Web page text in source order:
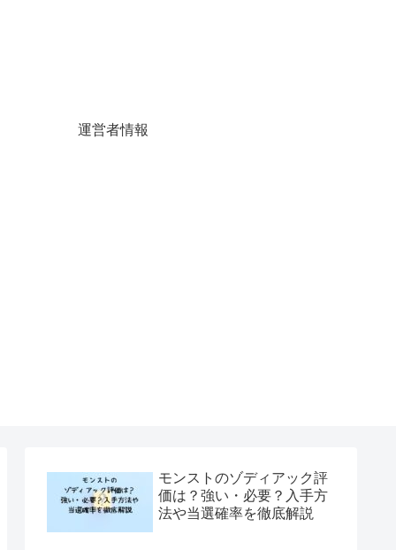
運営者情報
モンストのゾディアック評
価は？強い・必要？入手方
法や当選確率を徹底解説